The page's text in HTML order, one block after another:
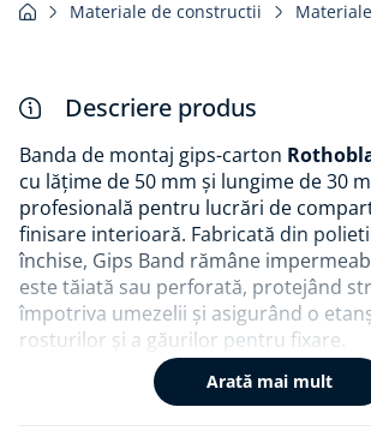
Materiale de constructii
Descriere produs
Banda de montaj gips-carton
cu lățime de 50 mm și lungime de 30
profesională pentru lucrări de
finisare interioară. Fabricată din
închise, Gips Band rămâne
este tăiată sau perforată, protejând
împotriva umezelii și asigurând o
rosturilor și a găurilor pentru fixare.
Un avantaj major îl reprezintă
Arată mai mult